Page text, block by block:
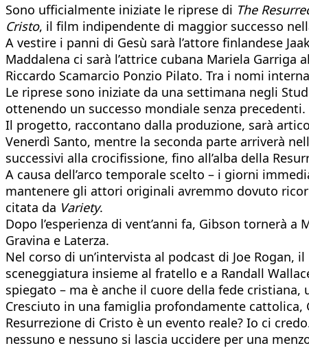
Sono ufficialmente iniziate le riprese di The
Cristo, il film indipendente di maggior successo
A vestire i panni di Gesù sarà l’attore finlandese
Maddalena ci sarà l’attrice cubana Mariela
Riccardo Scamarcio Ponzio Pilato. Tra i nomi
Le riprese sono iniziate da una settimana negli
ottenendo un successo mondiale senza precedenti.
Il progetto, raccontano dalla produzione, sarà
Venerdì Santo, mentre la seconda parte arriverà
successivi alla crocifissione, fino all’alba della
A causa dell’arco temporale scelto – i giorni
mantenere gli attori originali avremmo dovuto
citata da Variety.
Dopo l’esperienza di vent’anni fa, Gibson tornerà
Gravina e Laterza.
Nel corso di un’intervista al podcast di Joe
sceneggiatura insieme al fratello e a Randall
spiegato – ma è anche il cuore della fede
Cresciuto in una famiglia profondamente cattolica,
Resurrezione di Cristo è un evento reale? Io ci
nessuno e nessuno si lascia uccidere per una